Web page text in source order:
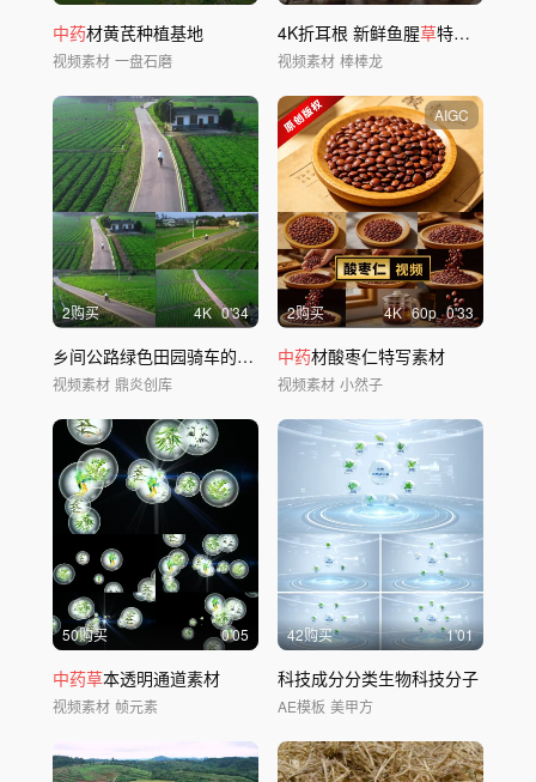
中药材黄芪种植基地
视频素材 一盘石磨
4K折耳根 新鲜鱼腥草特写镜头
视频素材 棒棒龙
2购买 4K 0'34
乡间公路绿色田园骑车的少年 中草药川芎种植
视频素材 鼎炎创库
AIGC
2购买 4K 60p 0'33
中药材酸枣仁特写素材
视频素材 小然子
50购买 0'05
中药草本透明通道素材
视频素材 帧元素
42购买 1'01
科技成分分类生物科技分子
AE模板 美甲方